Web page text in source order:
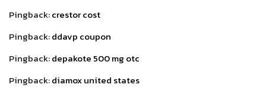
Pingback:crestor cost
Pingback:ddavp coupon
Pingback:depakote 500 mg otc
Pingback:diamox united states